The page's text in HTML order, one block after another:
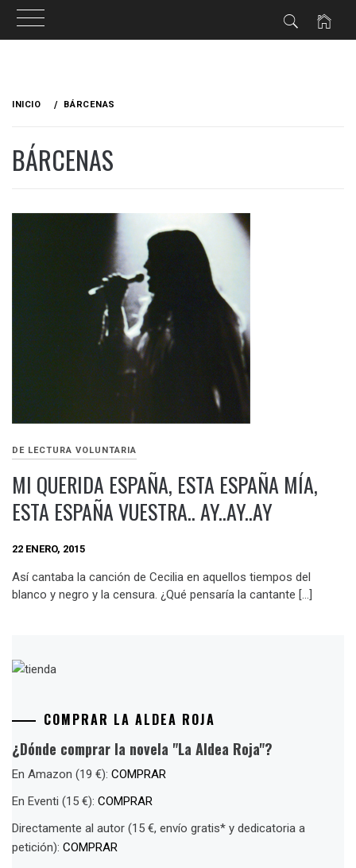
INICIO BÁRCENAS
BÁRCENAS
DE LECTURA VOLUNTARIA
MI QUERIDA ESPAÑA, ESTA ESPAÑA MÍA,
ESTA ESPAÑA VUESTRA.. AY..AY..AY
22 ENERO, 2015
Así cantaba la canción de Cecilia en aquellos tiempos del
blanco y negro y la censura. ¿Qué pensaría la cantante […]
COMPRAR LA ALDEA ROJA
¿Dónde comprar la novela "La Aldea Roja"?
En Amazon (19 €): COMPRAR
En Eventi (15 €): COMPRAR
Directamente al autor (15 €, envío gratis* y dedicatoria a
petición): COMPRAR